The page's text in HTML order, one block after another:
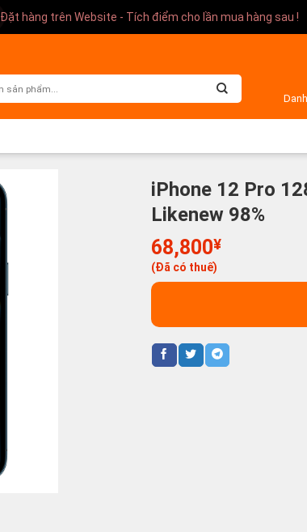
Đặt hàng trên Website - Tích điểm cho lần mua hàng sau !
iPhone 12 Pro
Likenew 98%
68,800¥
(Đã có thuế)